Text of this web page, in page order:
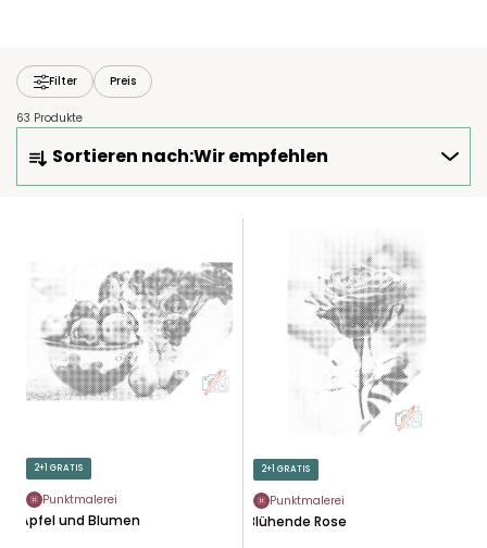
Filter Preis
63 Produkte
O
T
R
U
N
Sortieren nach:Wir empfehlen
R
O
D
2+1 GRATIS
Punktmalerei
Äpfel und Blumen
2+1 GRATIS
Punktmalerei
Blühende Rose